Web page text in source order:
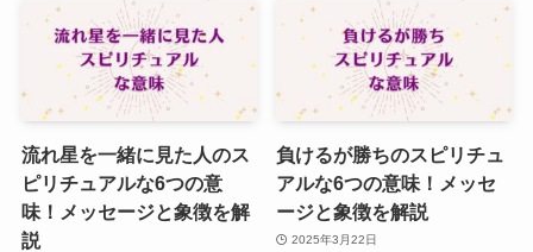
流れ星を一緒に見た人のス
ピリチュアルな6つの意
味！メッセージと象徴を解
説
負けるが勝ちのスピリチュ
アルな6つの意味！メッセ
ージと象徴を解説
2025年3月22日